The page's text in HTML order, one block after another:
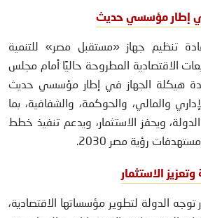
في إطار مؤسسي حديث
تنظيم جهاز «مستقبل مصر» للتنمية
الاقتصادية المطروحة حاليًا أمام مجلس
هيكلة الجهاز في إطار مؤسسي حديث
والمالي، والحوكمة، والشفافية، بما
ويحفز الاستثمار، ويدعم تنفيذ خطط
رؤية مصر 2030.
الاستثمار
الدولة لتطوير مؤسساتها الاقتصادية،